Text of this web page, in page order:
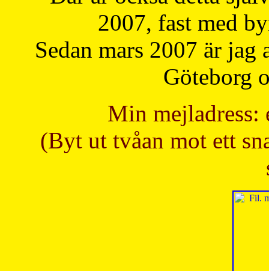
2007, fast med
Sedan mars 2007 är
Göteborg
Min mejladress:
(Byt ut tvåan mot ett